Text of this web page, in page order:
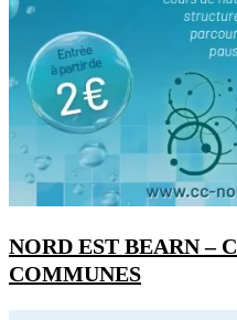
NORD EST BEARN –
COMMUNES